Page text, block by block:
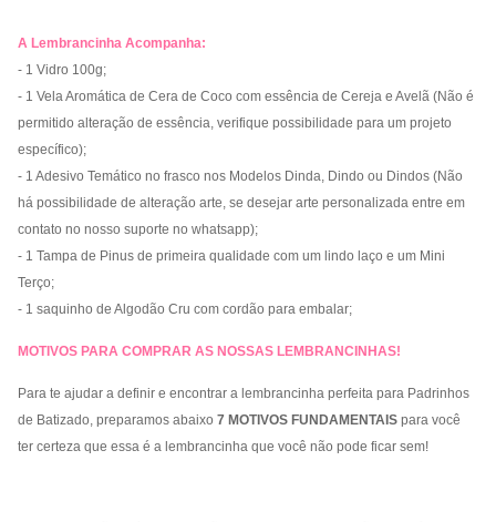
A Lembrancinha Acompanha:
- 1 Vidro 100g;
- 1 Vela Aromática de Cera de Coco com essência de Cereja e Avelã (Não é
permitido alteração de essência, verifique possibilidade para um projeto
específico);
- 1 Adesivo Temático no frasco nos Modelos Dinda, Dindo ou Dindos (Não
há possibilidade de alteração arte, se desejar arte personalizada entre em
contato no nosso suporte no whatsapp);
- 1 Tampa de Pinus de primeira qualidade com um lindo laço e um Mini
Terço;
- 1 saquinho de Algodão Cru com cordão para embalar;
MOTIVOS PARA COMPRAR AS NOSSAS LEMBRANCINHAS!
Para te ajudar a definir e encontrar a lembrancinha perfeita para Padrinhos
de Batizado, preparamos abaixo 7 MOTIVOS FUNDAMENTAIS para você
ter certeza que essa é a lembrancinha que você não pode ficar sem!